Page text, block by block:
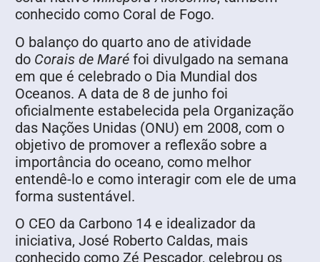
conhecido como Coral de Fogo.
O balanço do quarto ano de atividade
do Corais de Maré foi divulgado na semana
em que é celebrado o Dia Mundial dos
Oceanos. A data de 8 de junho foi
oficialmente estabelecida pela Organização
das Nações Unidas (ONU) em 2008, com o
objetivo de promover a reflexão sobre a
importância do oceano, como melhor
entendê-lo e como interagir com ele de uma
forma sustentável.
O CEO da Carbono 14 e idealizador da
iniciativa, José Roberto Caldas, mais
conhecido como Zé Pescador, celebrou os